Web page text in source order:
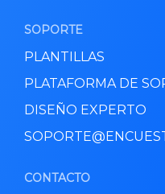
SOPORTE
PLANTILLAS
PLATAFORMA DE
DISEÑO EXPERTO
CONTACTO